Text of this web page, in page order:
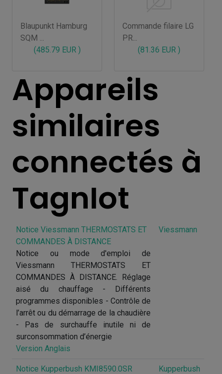
Blaupunkt Hamburg
SQM ...
(485.79 EUR )
Commande filaire LG
PR...
(81.36 EUR )
Appareils
similaires
connectés à
TagnIot
Notice Viessmann THERMOSTATS ET
COMMANDES À DISTANCE
Notice ou mode d'emploi de
Viessmann THERMOSTATS ET
COMMANDES À DISTANCE. Réglage
aisé du chauffage - Différents
programmes disponibles - Contrôle de
l’arrêt ou du démarrage de la chaudière
- Pas de surchauffe inutile ni de
surconsommation d’énergie
Version Anglais
Viessmann
Notice Kupperbush KMI8590.0SR
Kupperbush